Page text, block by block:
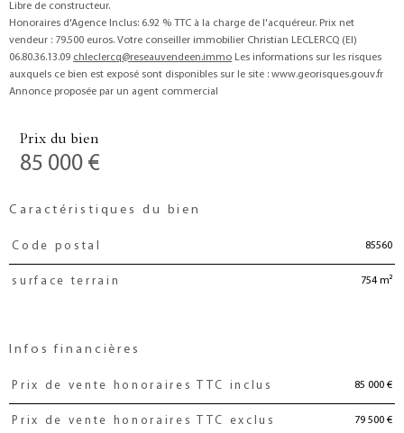
Libre de constructeur.
Honoraires d'Agence Inclus: 6.92 % TTC à la charge de l'acquéreur. Prix net
vendeur : 79.500 euros. Votre conseiller immobilier Christian LECLERCQ (EI)
06.80.36.13.09 chleclercq@reseauvendeen.immo Les informations sur les risques
auxquels ce bien est exposé sont disponibles sur le site : www.georisques.gouv.fr
Annonce proposée par un agent commercial
Prix du bien
85 000 €
Caractéristiques du bien
Caractéristiques Valeurs
Code postal 85560
surface terrain 754 m²
Infos financières
Caractéristiques Valeurs
Prix de vente honoraires TTC inclus 85 000 €
Prix de vente honoraires TTC exclus 79 500 €